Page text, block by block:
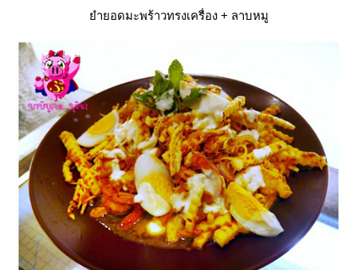
ำยอดมะพร้าวทรงเครื่อง + ลาบหมู